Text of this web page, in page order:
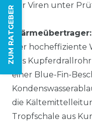
ZUM RATGEBERder Viren unter
Wärmeübertrager:
Der hocheffiziente
aus
einer Blue-Fin-
die
Tropfschale aus